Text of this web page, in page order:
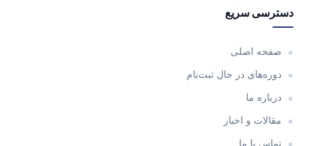
دسترسی سریع
صفحه اصلی
دوره‌های در حال ثبت‌نام
درباره ما
مقالات و اخبار
تماس با ما